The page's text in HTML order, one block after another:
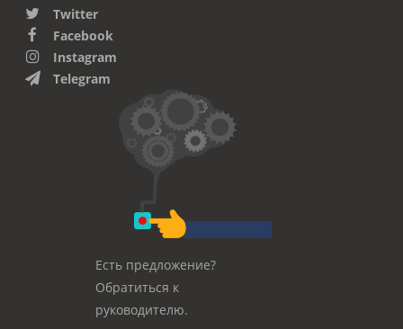
Twitter
Facebook
Instagram
Telegram
Есть предложение?
Обратиться к
руководителю.